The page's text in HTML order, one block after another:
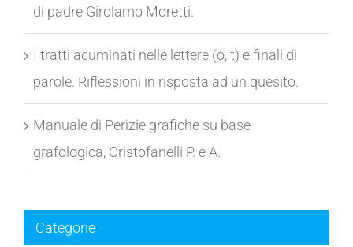
di padre Girolamo Moretti.
I tratti acuminati nelle lettere (o, t) e finali di
parole. Riflessioni in risposta ad un quesito.
Manuale di Perizie grafiche su base
grafologica, Cristofanelli P. e A.
Categorie